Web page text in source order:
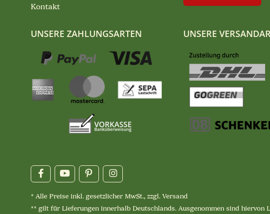
Kontakt
UNSERE ZAHLUNGSARTEN UNSERE
* Alle Preise inkl. gesetzlicher MwSt., zzgl. Versand
** gilt für Lieferungen innerhalb Deutschlands. Ausgenommen sind